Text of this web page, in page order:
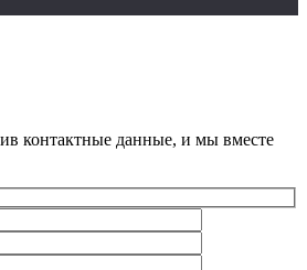
контактные данные, и мы вместе